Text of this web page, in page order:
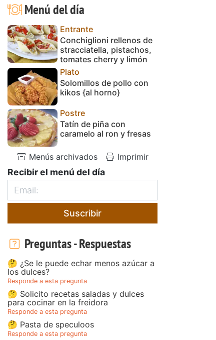
Menú del día
Entrante
Conchiglioni rellenos de
stracciatella, pistachos,
tomates cherry y limón
Plato
Solomillos de pollo con
kikos {al horno}
Postre
Tatín de piña con
caramelo al ron y fresas
Menús archivados Imprimir
Recibir el menú del día
Suscribir
Preguntas - Respuestas
🤔 ¿Se le puede echar menos azúcar a
los dulces?
Responde a esta pregunta
🤔 Solicito recetas saladas y dulces
para cocinar en la freidora
Responde a esta pregunta
🤔 Pasta de speculoos
Responde a esta pregunta